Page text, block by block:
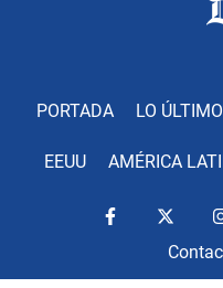
PORTADA LO ÚLTIMO
EEUU AMÉRICA